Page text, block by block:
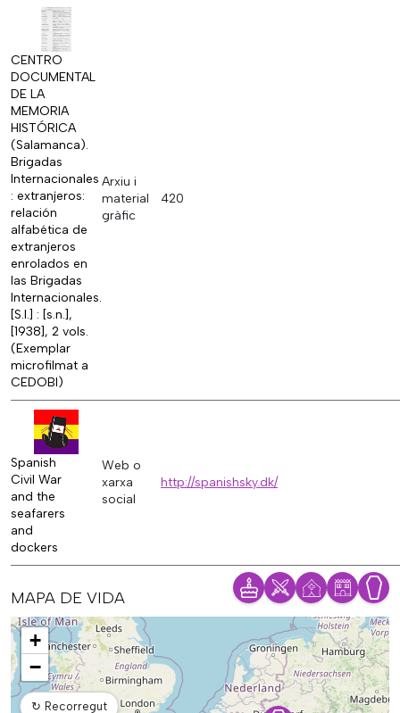
CENTRO
DOCUMENTAL
DE LA
MEMORIA
HISTÓRICA
(Salamanca).
Brigadas
Internacionales
: extranjeros:
relación
alfabética de
extranjeros
enrolados en
las Brigadas
Internacionales.
[S.l.] : [s.n.],
[1938], 2 vols.
(Exemplar
microfilmat a
CEDOBI)
Arxiu i
material
gràfic
420
Spanish
Civil War
and the
seafarers
and
dockers
Web o
xarxa
social
http://spanishsky.dk/
MAPA DE VIDA
Mapa
+
−
↻ Recorregut